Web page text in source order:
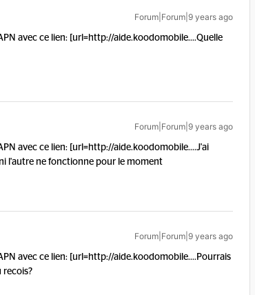
Forum|Forum|9 years ago
avec ce lien: [url=http://aide.koodomobile....Quelle
Forum|Forum|9 years ago
avec ce lien: [url=http://aide.koodomobile....J'ai
l'autre ne fonctionne pour le moment
Forum|Forum|9 years ago
avec ce lien: [url=http://aide.koodomobile....Pourrais
recois?